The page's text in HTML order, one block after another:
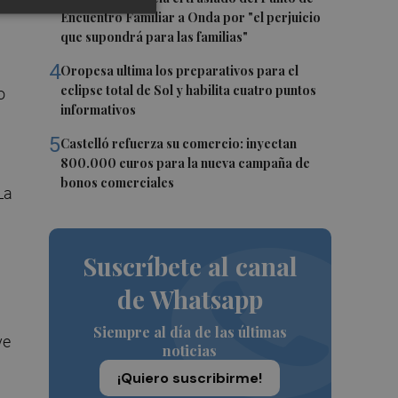
Encuentro Familiar a Onda por "el perjuicio
que supondrá para las familias"
4Oropesa ultima los preparativos para el
eclipse total de Sol y habilita cuatro puntos
informativos
5Castelló refuerza su comercio: inyectan
800.000 euros para la nueva campaña de
bonos comerciales
Suscríbete al canal
de Whatsapp
Siempre al día de las últimas
noticias
¡Quiero suscribirme!